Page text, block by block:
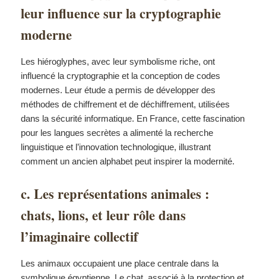
leur influence sur la cryptographie
moderne
Les hiéroglyphes, avec leur symbolisme riche, ont
influencé la cryptographie et la conception de codes
modernes. Leur étude a permis de développer des
méthodes de chiffrement et de déchiffrement, utilisées
dans la sécurité informatique. En France, cette fascination
pour les langues secrètes a alimenté la recherche
linguistique et l’innovation technologique, illustrant
comment un ancien alphabet peut inspirer la modernité.
c. Les représentations animales :
chats, lions, et leur rôle dans
l’imaginaire collectif
Les animaux occupaient une place centrale dans la